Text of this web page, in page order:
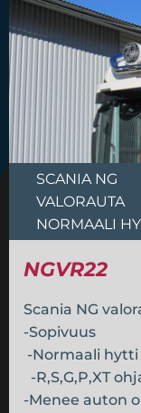
SCANIA NG
VALORAUTA
NORMAALI
NGVR22
Scania NG
-Sopivuus
-Normaali hytti
-R,S,G,P,XT
-Menee auton